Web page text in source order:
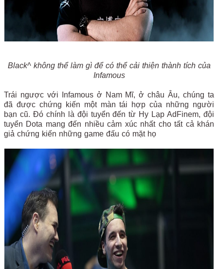
Black^ không thể làm gì để có thể cải thiện thành tích của
Infamous
Trái ngược với Infamous ở Nam Mĩ, ở châu Âu, chúng ta
đã được chứng kiến một màn tái hợp của những người
bạn cũ. Đó chính là đội tuyển đến từ Hy Lạp AdFinem, đội
tuyển Dota mang đến nhiều cảm xúc nhất cho tất cả khán
giả chứng kiến những game đấu có mặt họ